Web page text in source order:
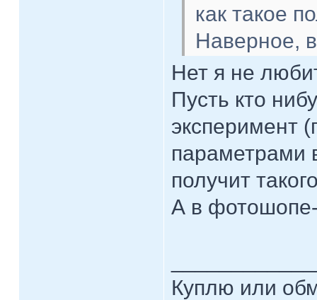
как такое
Наверное,
Нет я не
Пусть кто
эксперимент
параметрами
получит
А в фотошопе-
Куплю или